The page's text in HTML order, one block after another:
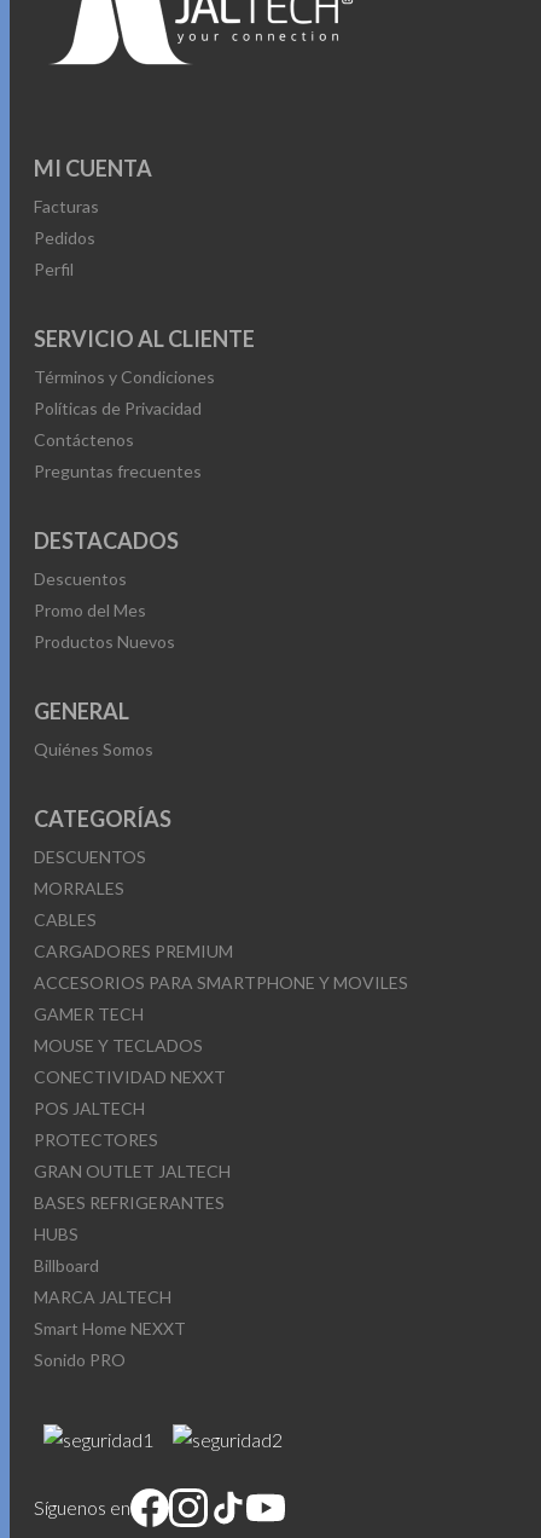
MI CUENTA
Facturas
Pedidos
Perfil
SERVICIO AL CLIENTE
Términos y Condiciones
Políticas de Privacidad
Contáctenos
Preguntas frecuentes
DESTACADOS
Descuentos
Promo del Mes
Productos Nuevos
GENERAL
Quiénes Somos
CATEGORÍAS
DESCUENTOS
MORRALES
CABLES
CARGADORES PREMIUM
ACCESORIOS PARA SMARTPHONE Y MOVILES
GAMER TECH
MOUSE Y TECLADOS
CONECTIVIDAD NEXXT
POS JALTECH
PROTECTORES
GRAN OUTLET JALTECH
BASES REFRIGERANTES
HUBS
Billboard
MARCA JALTECH
Smart Home NEXXT
Sonido PRO
Síguenos en